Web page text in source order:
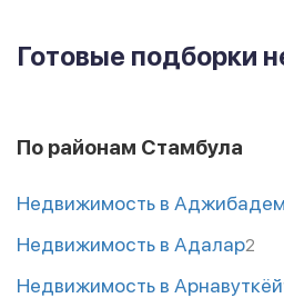
Готовые подборки
По районам Стамбула
Недвижимость в Аджибадем
Недвижимость в Адалар2
Недвижимость в Арнавуткёй